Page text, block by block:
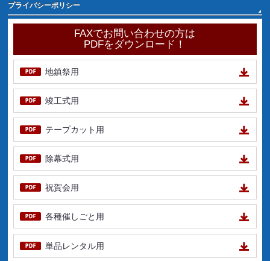
プライバシーポリシー
FAXでお問い合わせの方は
PDFをダウンロード！
地鎮祭用
竣工式用
テープカット用
除幕式用
祝賀会用
各種催しごと用
単品レンタル用